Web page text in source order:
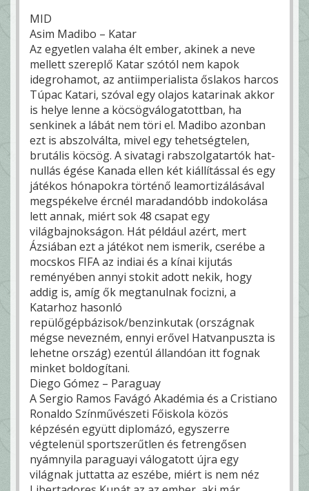
MID
Asim Madibo – Katar
Az egyetlen valaha élt ember, akinek a neve
mellett szereplő Katar szótól nem kapok
idegrohamot, az antiimperialista őslakos harcos
Túpac Katari, szóval egy olajos katarinak akkor
is helye lenne a köcsögválogatottban, ha
senkinek a lábát nem töri el. Madibo azonban
ezt is abszolválta, mivel egy tehetségtelen,
brutális köcsög. A sivatagi rabszolgatartók hat-
nullás égése Kanada ellen két kiállítással és egy
játékos hónapokra történő leamortizálásával
megspékelve ércnél maradandóbb indokolása
lett annak, miért sok 48 csapat egy
világbajnokságon. Hát például azért, mert
Ázsiában ezt a játékot nem ismerik, cserébe a
mocskos FIFA az indiai és a kínai kijutás
reményében annyi stokit adott nekik, hogy
addig is, amíg ők megtanulnak focizni, a
Katarhoz hasonló
repülőgépbázisok/benzinkutak (országnak
mégse nevezném, ennyi erővel Hatvanpuszta is
lehetne ország) ezentúl állandóan itt fognak
minket boldogítani.
Diego Gómez – Paraguay
A Sergio Ramos Favágó Akadémia és a Cristiano
Ronaldo Színművészeti Főiskola közös
képzésén együtt diplomázó, egyszerre
végtelenül sportszerűtlen és fetrengősen
nyámnyila paraguayi válogatott újra egy
világnak juttatta az eszébe, miért is nem néz